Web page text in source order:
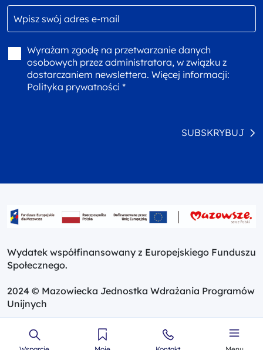
Wyrażam zgodę na przetwarzanie danych
osobowych przez administratora, w związku z
dostarczaniem newslettera. Więcej informacji:
Polityka prywatności *
SUBSKRYBUJ
Wydatek współfinansowany z Europejskiego Funduszu
Społecznego.
2024 © Mazowiecka Jednostka Wdrażania Programów
Unijnych